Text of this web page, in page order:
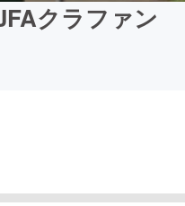
クラファン